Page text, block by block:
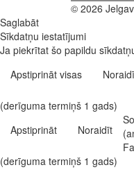
© 2026
Saglabāt
Sīkdatņu iestatījumi
Ja piekrītat šo papildu
Apstiprināt visas
(derīguma termiņš 1 gads)
Apstiprināt
Noraidīt
(derīguma termiņš 1 gads)